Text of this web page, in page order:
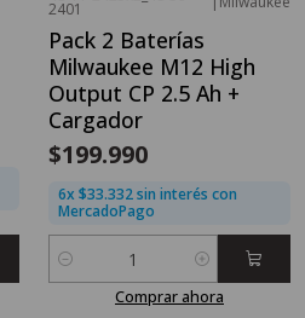
2401
Pack 2 Baterías
Milwaukee M12 High
Output CP 2.5 Ah +
Cargador
$199.990
6x $33.332 sin interés con
MercadoPago
Cantidad
Comprar ahora